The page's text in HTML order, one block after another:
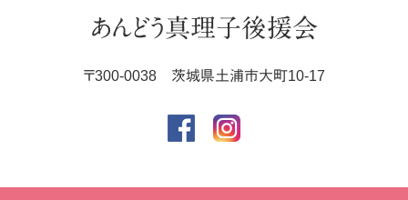
あんどう真理子後援会
〒300-0038 茨城県土浦市大町10-17